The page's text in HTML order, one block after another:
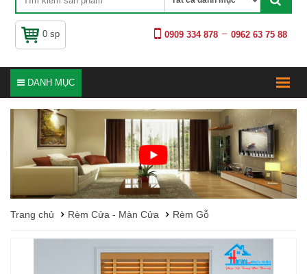
0 sp 0909 334 878 0962 63 75 88
DANH MỤC
Trang chủ Rèm Cửa - Màn Cửa Rèm Gỗ